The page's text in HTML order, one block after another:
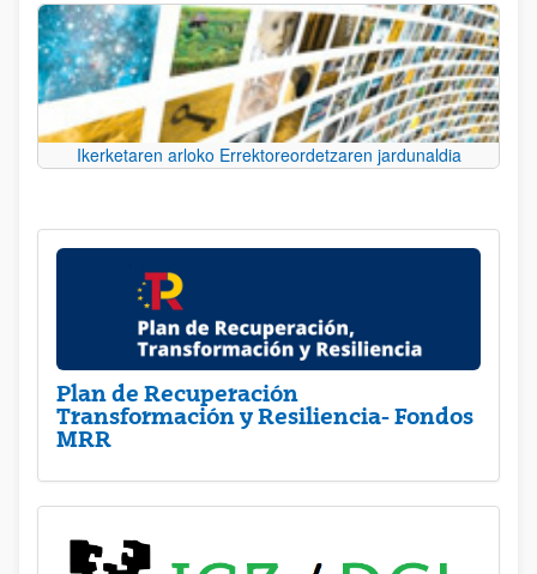
Ikerketaren arloko Errektoreordetzaren jardunaldia
Plan de Recuperación
Transformación y Resiliencia- Fondos
MRR